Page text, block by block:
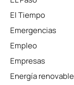
El Tiempo
Emergencias
Empleo
Empresas
Energía renovable